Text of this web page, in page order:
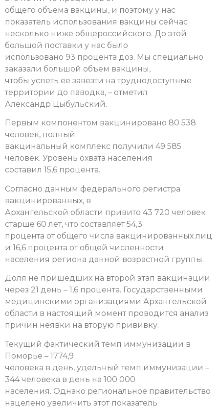
общего объема вакцины, и поэтому у нас
показатель использования вакцины сейчас
несколько ниже общероссийского. До этой
большой поставки у нас было
использовано 93 процента доз. Мы специально
заказали большой объем вакцины,
чтобы успеть ее завезти на труднодоступные
территории до паводка, – отметил
Александр Цыбульский.
Первым компонентом вакцинировано 80 538
человек, полный
вакцинальный комплекс получили 49 585
человек. Уровень охвата населения
составил 15,6 процента.
Согласно данным федерального регистра
вакцинированных, в
Архангельской области привито 43 720 человек
старше 60 лет, что составляет 54,3
процента от общего числа вакцинированных лиц
и 16,6 процента от общей численности
населения региона данной возрастной группы.
Доля не пришедших на второй этап вакцинации
через 21 день – 1,6 процента. Государственными
медицинскими организациями Архангельской
области в настоящий момент проводится анализ
причин неявки на вторую прививку.
Текущий фактический темп иммунизации в
Поморье – 1774,9
человека в день, удельный темп иммунизации –
344 человека в день на 100 000
населения. Однако региональное правительство
нацелено увеличить этот показатель